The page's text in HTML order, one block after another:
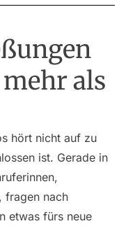
als
hört nicht auf zu
ist. Gerade in
fragen nach
etwas fürs neue